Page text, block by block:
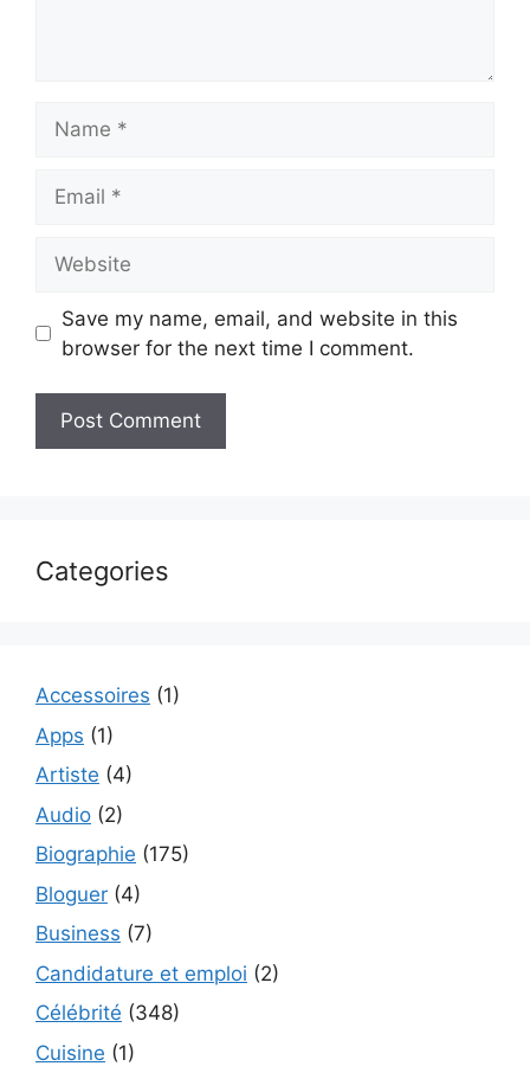
Save my name, email, and website in this
browser for the next time I comment.
Categories
Accessoires (1)
Apps (1)
Artiste (4)
Audio (2)
Biographie (175)
Bloguer (4)
Business (7)
Candidature et emploi (2)
Célébrité (348)
Cuisine (1)